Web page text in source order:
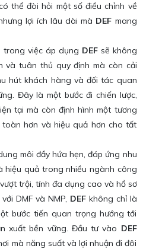
thể đòi hỏi một số điều chỉnh về
lợi ích lâu dài mà DEF mang
trong việc áp dụng DEFsẽ không
và tuân thủ quy định mà còn cải
hút khách hàng và đối tác quan
Đây là một bước đi chiến lược,
tại mà còn định hình một tương
hơn và hiệu quả hơn cho tất
môi đầy hứa hẹn, đáp ứng nhu
hiệu quả trong nhiều ngành công
trội, tính đa dụng cao và hồ sơ
DMF và NMP, DEFkhông chỉ là
bước tiến quan trọng hướng tới
xuất bền vững. Đầu tư vào DEF
mà năng suất và lợi nhuận đi đôi